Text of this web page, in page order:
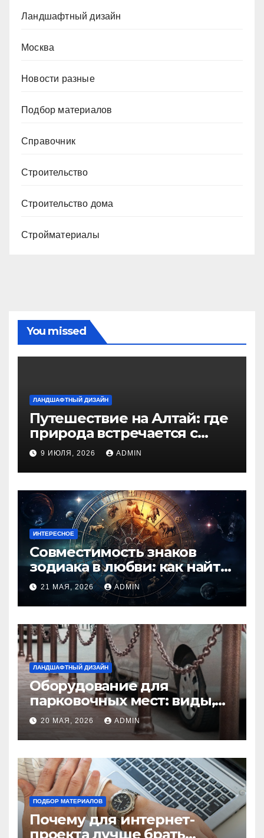
Ландшафтный дизайн
Москва
Новости разные
Подбор материалов
Справочник
Строительство
Строительство дома
Стройматериалы
You missed
ЛАНДШАФТНЫЙ ДИЗАЙН
Путешествие на Алтай: где
природа встречается с
духом приключений
9 ИЮЛЯ, 2026 ADMIN
ИНТЕРЕСНОЕ
Совместимость знаков
зодиака в любви: как найти
идеальную пару и
избежать конфликтов
21 МАЯ, 2026 ADMIN
ЛАНДШАФТНЫЙ ДИЗАЙН
Оборудование для
парковочных мест: виды,
функции и нормы
установки
20 МАЯ, 2026 ADMIN
ПОДБОР МАТЕРИАЛОВ
Почему для интернет-
проекта лучше брать